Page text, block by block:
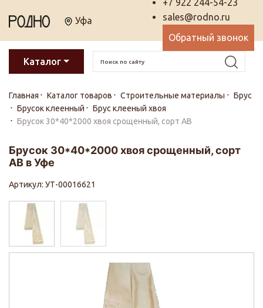
Уфа
+7 922 244-54-23
sales@rodno.ru
Обратный звонок
Каталог
Главная Каталог товаров Строительные материалы
Брус
Брусок клеенный
Брус клееный хвоя
Брусок 30*40*2000 хвоя срощенный, сорт АВ
Брусок 30*40*2000 хвоя срощенный, сорт
АВ в Уфе
Артикул: УТ-00016621